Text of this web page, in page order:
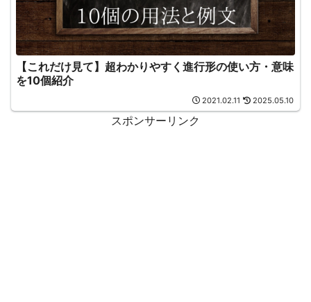
【これだけ見て】超わかりやすく進行形の使い方・意味
を10個紹介
2021.02.11 2025.05.10
スポンサーリンク